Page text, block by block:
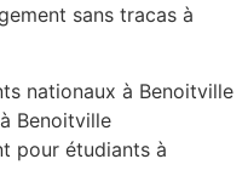
sans tracas à
nationaux à Benoitville
Benoitville
pour étudiants à